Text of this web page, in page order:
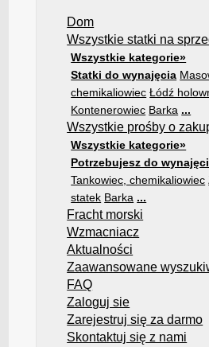
Dom
Wszystkie statki na
Wszystkie kategorie»
Statki do wynajęcia
chemikaliowiec Łódź
Kontenerowiec Barka ...
Wszystkie prośby o
Wszystkie kategorie»
Potrzebujesz do
Tankowiec, chemikaliowiec
statek Barka ...
Fracht morski
Wzmacniacz
Aktualności
Zaawansowane
FAQ
Zaloguj sie
Zarejestruj się za darmo
Skontaktuj się z nami